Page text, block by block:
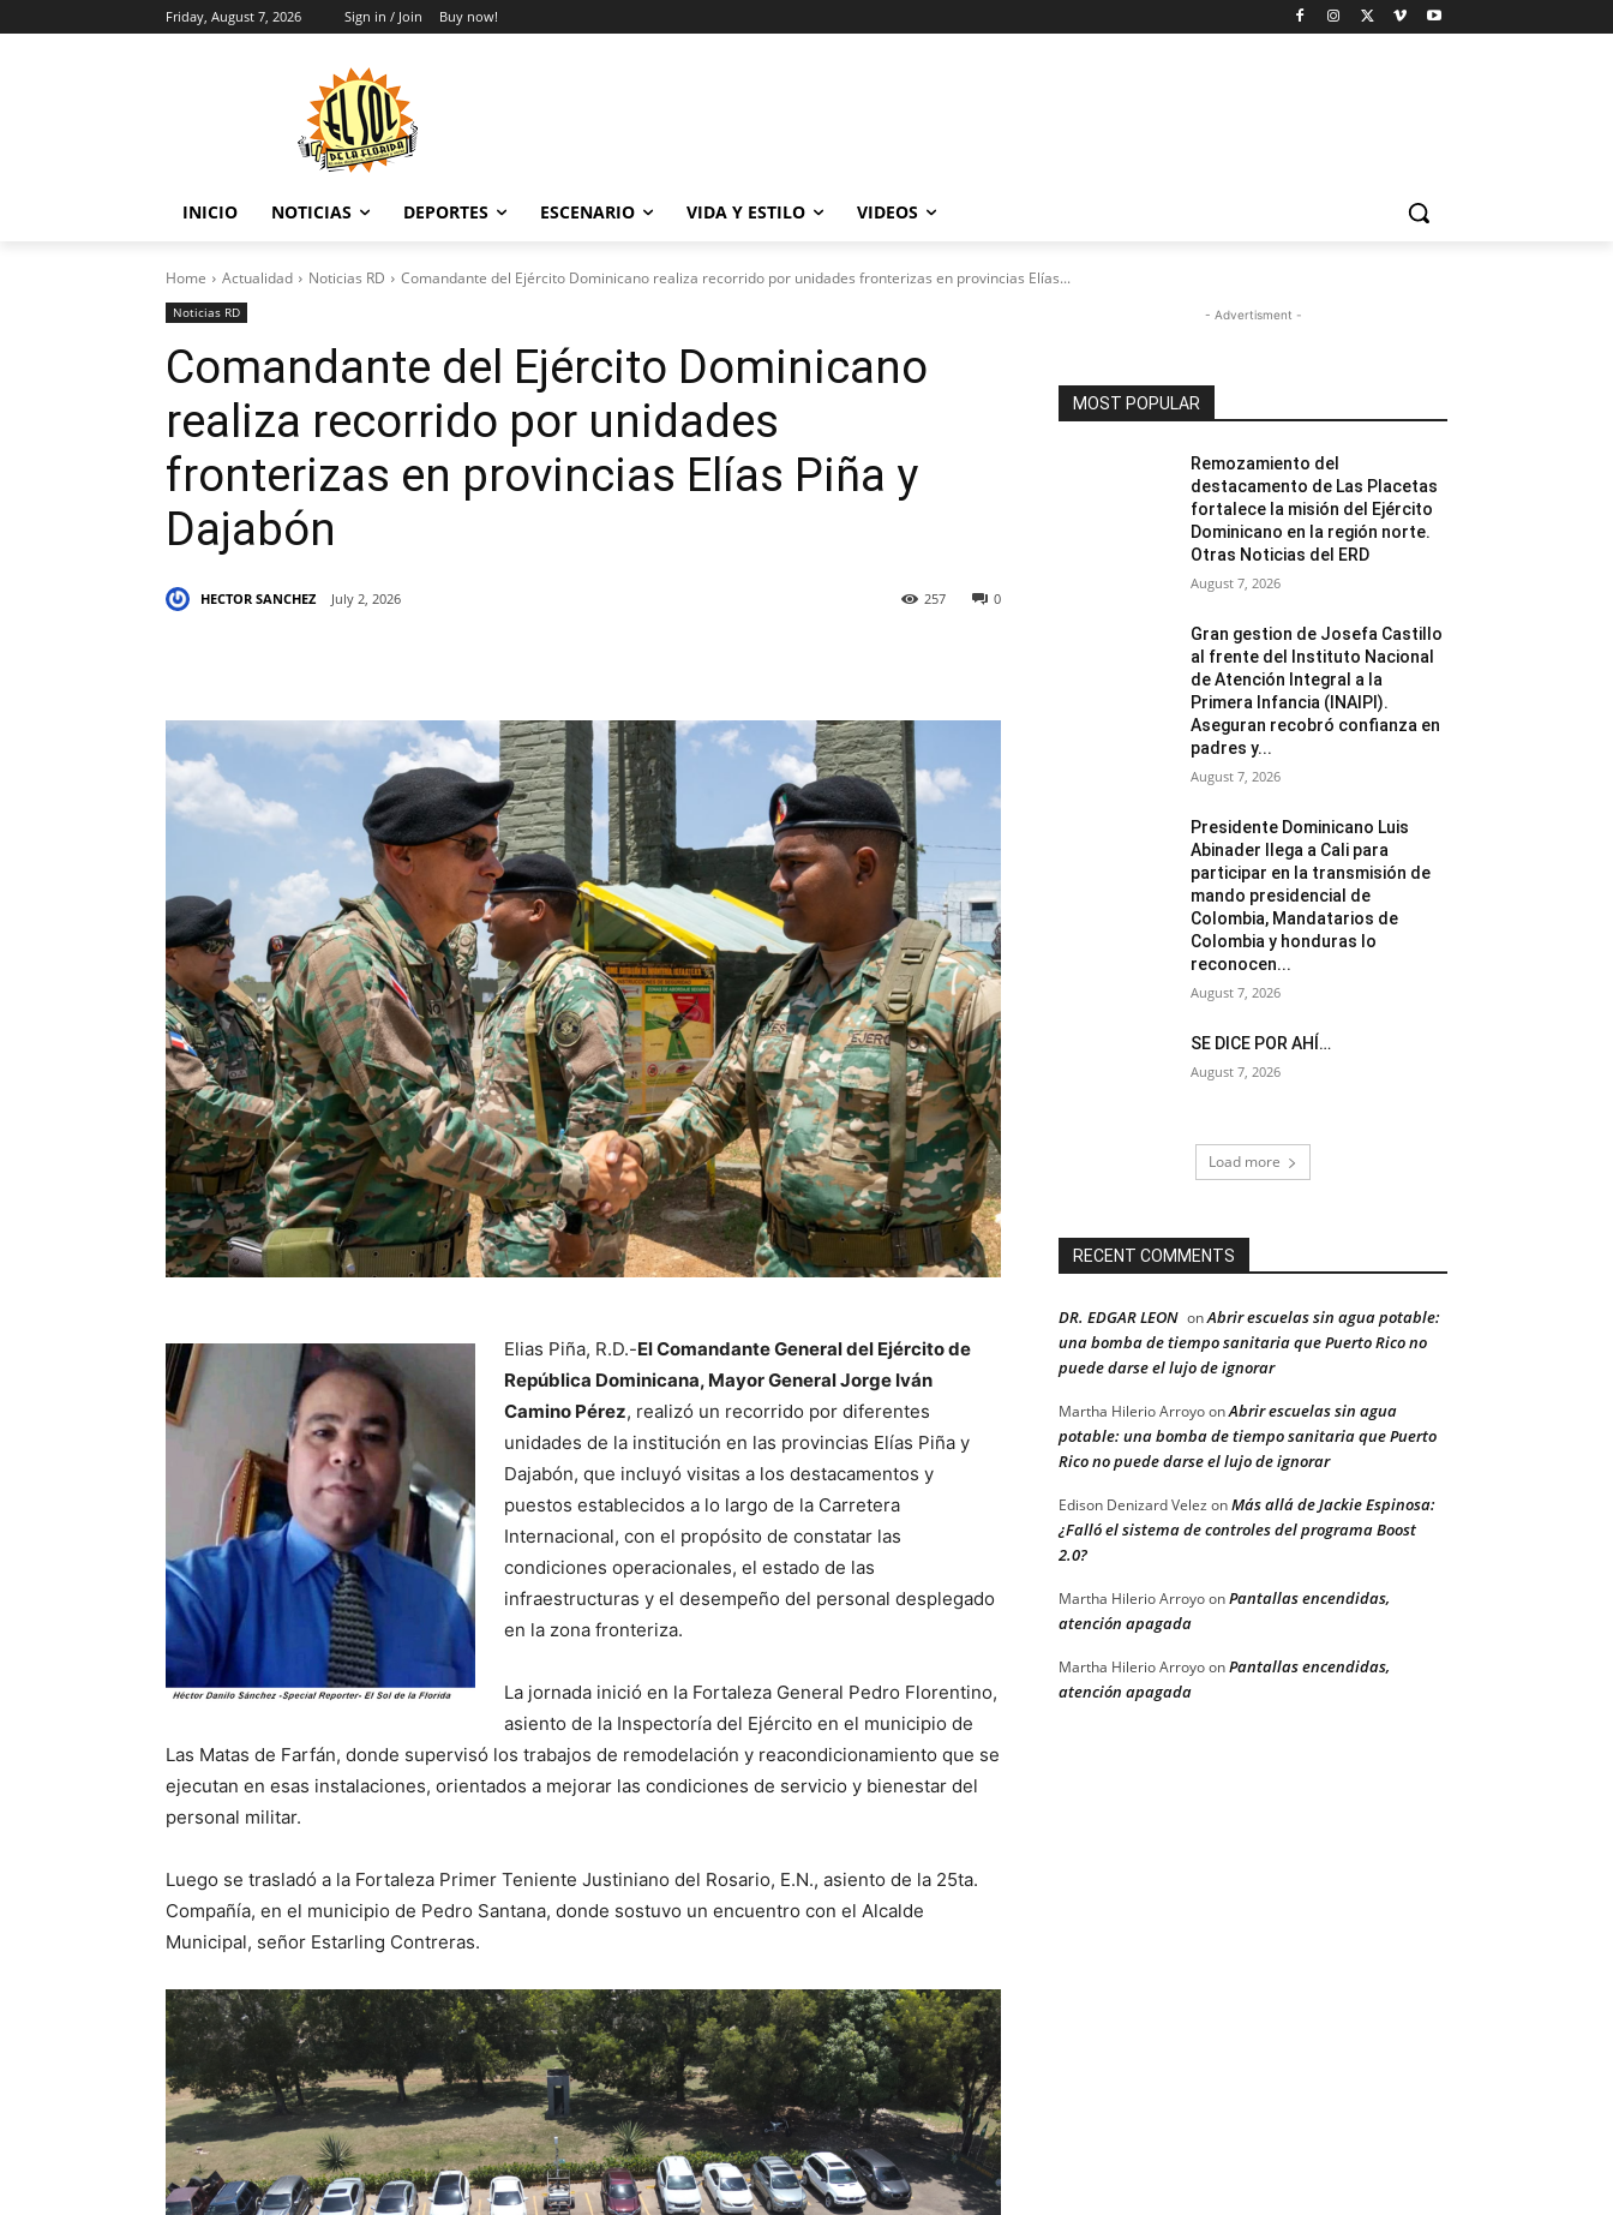
Friday, August 7, 2026 Sign in / Join Buy now!
INICIO NOTICIAS DEPORTES ESCENARIO VIDA Y ESTILO VIDEOS
Home Actualidad Noticias RD Comandante del Ejército Dominicano realiza recorrido por unidades fronterizas en provincias Elías...
Noticias RD
Comandante del Ejército Dominicano
realiza recorrido por unidades
fronterizas en provincias Elías Piña y
Dajabón
HECTOR SANCHEZ July 2, 2026 0
257
Elias Piña, R.D.-El Comandante General del Ejército de
República Dominicana, Mayor General Jorge Iván
Camino Pérez, realizó un recorrido por diferentes
unidades de la institución en las provincias Elías Piña y
Dajabón, que incluyó visitas a los destacamentos y
puestos establecidos a lo largo de la Carretera
Internacional, con el propósito de constatar las
condiciones operacionales, el estado de las
infraestructuras y el desempeño del personal desplegado
en la zona fronteriza.
La jornada inició en la Fortaleza General Pedro Florentino,
asiento de la Inspectoría del Ejército en el municipio de
Las Matas de Farfán, donde supervisó los trabajos de remodelación y reacondicionamiento que se
ejecutan en esas instalaciones, orientados a mejorar las condiciones de servicio y bienestar del
personal militar.
Luego se trasladó a la Fortaleza Primer Teniente Justiniano del Rosario, E.N., asiento de la 25ta.
Compañía, en el municipio de Pedro Santana, donde sostuvo un encuentro con el Alcalde
Municipal, señor Estarling Contreras.
- Advertisment -
MOST POPULAR
Remozamiento del
destacamento de Las Placetas
fortalece la misión del Ejército
Dominicano en la región norte.
Otras Noticias del ERD
August 7, 2026
Gran gestion de Josefa Castillo
al frente del Instituto Nacional
de Atención Integral a la
Primera Infancia (INAIPI).
Aseguran recobró confianza en
padres y...
August 7, 2026
Presidente Dominicano Luis
Abinader llega a Cali para
participar en la transmisión de
mando presidencial de
Colombia, Mandatarios de
Colombia y honduras lo
reconocen...
August 7, 2026
SE DICE POR AHÍ…
August 7, 2026
Load more
RECENT COMMENTS
DR. EDGAR LEON onAbrir escuelas sin agua potable:
una bomba de tiempo sanitaria que Puerto Rico no
puede darse el lujo de ignorar
Martha Hilerio ArroyoonAbrir escuelas sin agua
potable: una bomba de tiempo sanitaria que Puerto
Rico no puede darse el lujo de ignorar
Edison Denizard Velez onMás allá de Jackie Espinosa:
¿Falló el sistema de controles del programa Boost
2.0?
Martha Hilerio ArroyoonPantallas encendidas,
atención apagada
Martha Hilerio ArroyoonPantallas encendidas,
atención apagada